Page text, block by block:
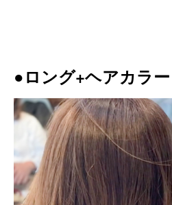
●ロング+ヘアカラー